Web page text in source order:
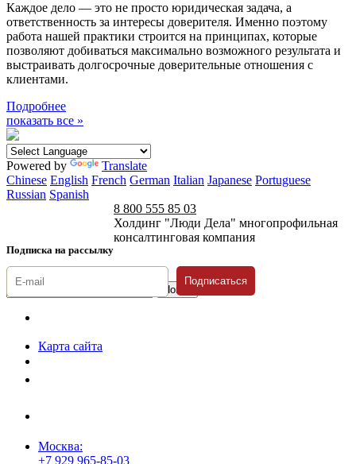
Каждое дело — это не просто юридическая задача, а
ответственность за интересы доверителя. Именно поэтому
работа нашей практики строится на принципах, которые
позволяют добиваться максимально возможного результата и
выстраивать долгосрочные доверительные отношения с
клиентами.
Подробнее
показать все »
Powered by
Translate
Chinese English French German Italian Japanese Portuguese
Russian Spanish
Подписка на рассылку
8 800 555 85 03
Холдинг "Люди Дела" многопрофильная
консалтинговая компания
Подписаться
Карта сайта
Москва:
+7 929 965-85-03